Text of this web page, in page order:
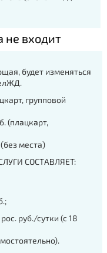
не входит
будет изменяться
групповой
(плацкарт,
места)
СОСТАВЛЯЕТ:
руб./сутки (с 18